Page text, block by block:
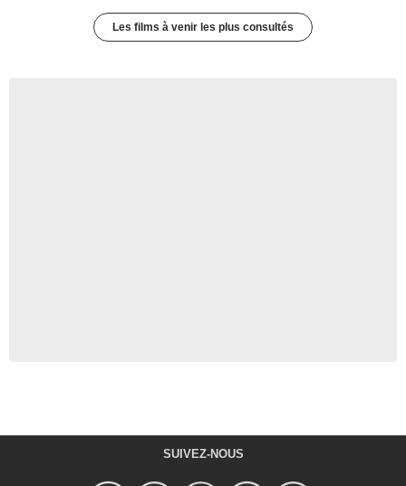
Les films à venir les plus consultés
SUIVEZ-NOUS